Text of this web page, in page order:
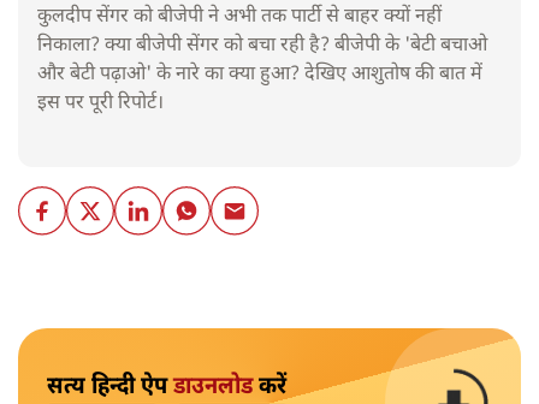
कुलदीप सेंगर को बीजेपी ने अभी तक पार्टी से बाहर क्यों नहीं
निकाला? क्या बीजेपी सेंगर को बचा रही है? बीजेपी के 'बेटी बचाओ
और बेटी पढ़ाओ' के नारे का क्या हुआ? देखिए आशुतोष की बात में
इस पर पूरी रिपोर्ट।
सत्य हिन्दी ऐपडाउनलोडकरें